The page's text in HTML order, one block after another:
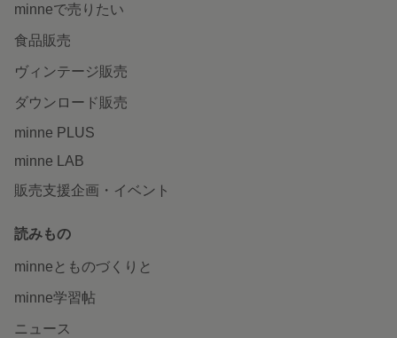
minneで売りたい
食品販売
ヴィンテージ販売
ダウンロード販売
minne PLUS
minne LAB
販売支援企画・イベント
読みもの
minneとものづくりと
minne学習帖
ニュース